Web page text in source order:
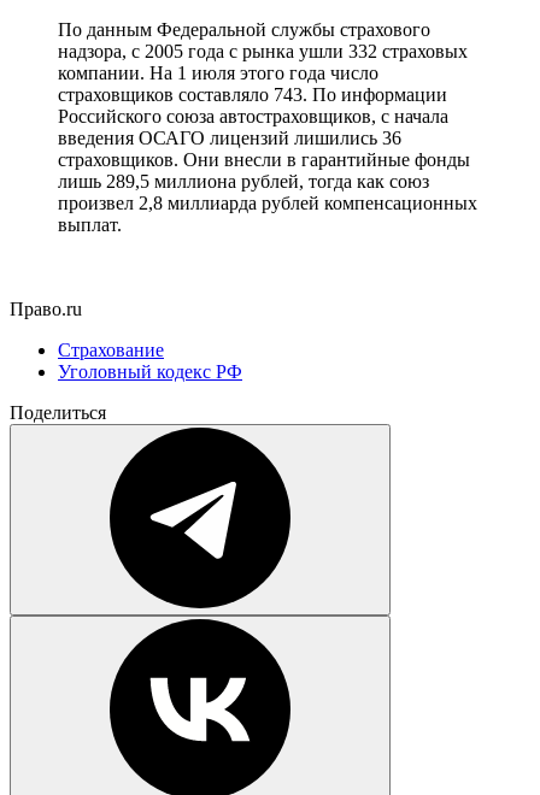
По данным Федеральной службы страхового
надзора, с 2005 года с рынка ушли 332 страховых
компании. На 1 июля этого года число
страховщиков составляло 743. По информации
Российского союза автостраховщиков, с начала
введения ОСАГО лицензий лишились 36
страховщиков. Они внесли в гарантийные фонды
лишь 289,5 миллиона рублей, тогда как союз
произвел 2,8 миллиарда рублей компенсационных
выплат.
Право.ru
Страхование
Уголовный кодекс РФ
Поделиться